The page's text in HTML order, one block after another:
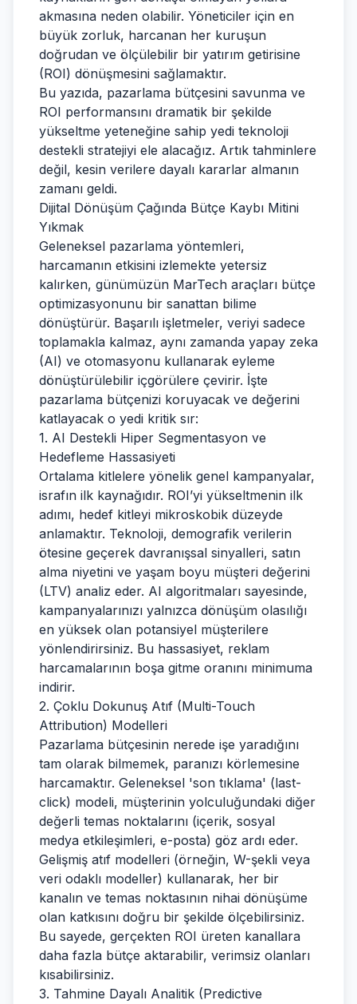
akmasına neden olabilir. Yöneticiler için en
büyük zorluk, harcanan her kuruşun
doğrudan ve ölçülebilir bir yatırım getirisine
(ROI) dönüşmesini sağlamaktır.
Bu yazıda, pazarlama bütçesini savunma ve
ROI performansını dramatik bir şekilde
yükseltme yeteneğine sahip yedi teknoloji
destekli stratejiyi ele alacağız. Artık tahminlere
değil, kesin verilere dayalı kararlar almanın
zamanı geldi.
Dijital Dönüşüm Çağında Bütçe Kaybı Mitini
Yıkmak
Geleneksel pazarlama yöntemleri,
harcamanın etkisini izlemekte yetersiz
kalırken, günümüzün MarTech araçları bütçe
optimizasyonunu bir sanattan bilime
dönüştürür. Başarılı işletmeler, veriyi sadece
toplamakla kalmaz, aynı zamanda yapay zeka
(AI) ve otomasyonu kullanarak eyleme
dönüştürülebilir içgörülere çevirir. İşte
pazarlama bütçenizi koruyacak ve değerini
katlayacak o yedi kritik sır:
1. AI Destekli Hiper Segmentasyon ve
Hedefleme Hassasiyeti
Ortalama kitlelere yönelik genel kampanyalar,
israfın ilk kaynağıdır. ROI’yi yükseltmenin ilk
adımı, hedef kitleyi mikroskobik düzeyde
anlamaktır. Teknoloji, demografik verilerin
ötesine geçerek davranışsal sinyalleri, satın
alma niyetini ve yaşam boyu müşteri değerini
(LTV) analiz eder. AI algoritmaları sayesinde,
kampanyalarınızı yalnızca dönüşüm olasılığı
en yüksek olan potansiyel müşterilere
yönlendirirsiniz. Bu hassasiyet, reklam
harcamalarının boşa gitme oranını minimuma
indirir.
2. Çoklu Dokunuş Atıf (Multi-Touch
Attribution) Modelleri
Pazarlama bütçesinin nerede işe yaradığını
tam olarak bilmemek, paranızı körlemesine
harcamaktır. Geleneksel 'son tıklama' (last-
click) modeli, müşterinin yolculuğundaki diğer
değerli temas noktalarını (içerik, sosyal
medya etkileşimleri, e-posta) göz ardı eder.
Gelişmiş atıf modelleri (örneğin, W-şekli veya
veri odaklı modeller) kullanarak, her bir
kanalın ve temas noktasının nihai dönüşüme
olan katkısını doğru bir şekilde ölçebilirsiniz.
Bu sayede, gerçekten ROI üreten kanallara
daha fazla bütçe aktarabilir, verimsiz olanları
kısabilirsiniz.
3. Tahmine Dayalı Analitik (Predictive